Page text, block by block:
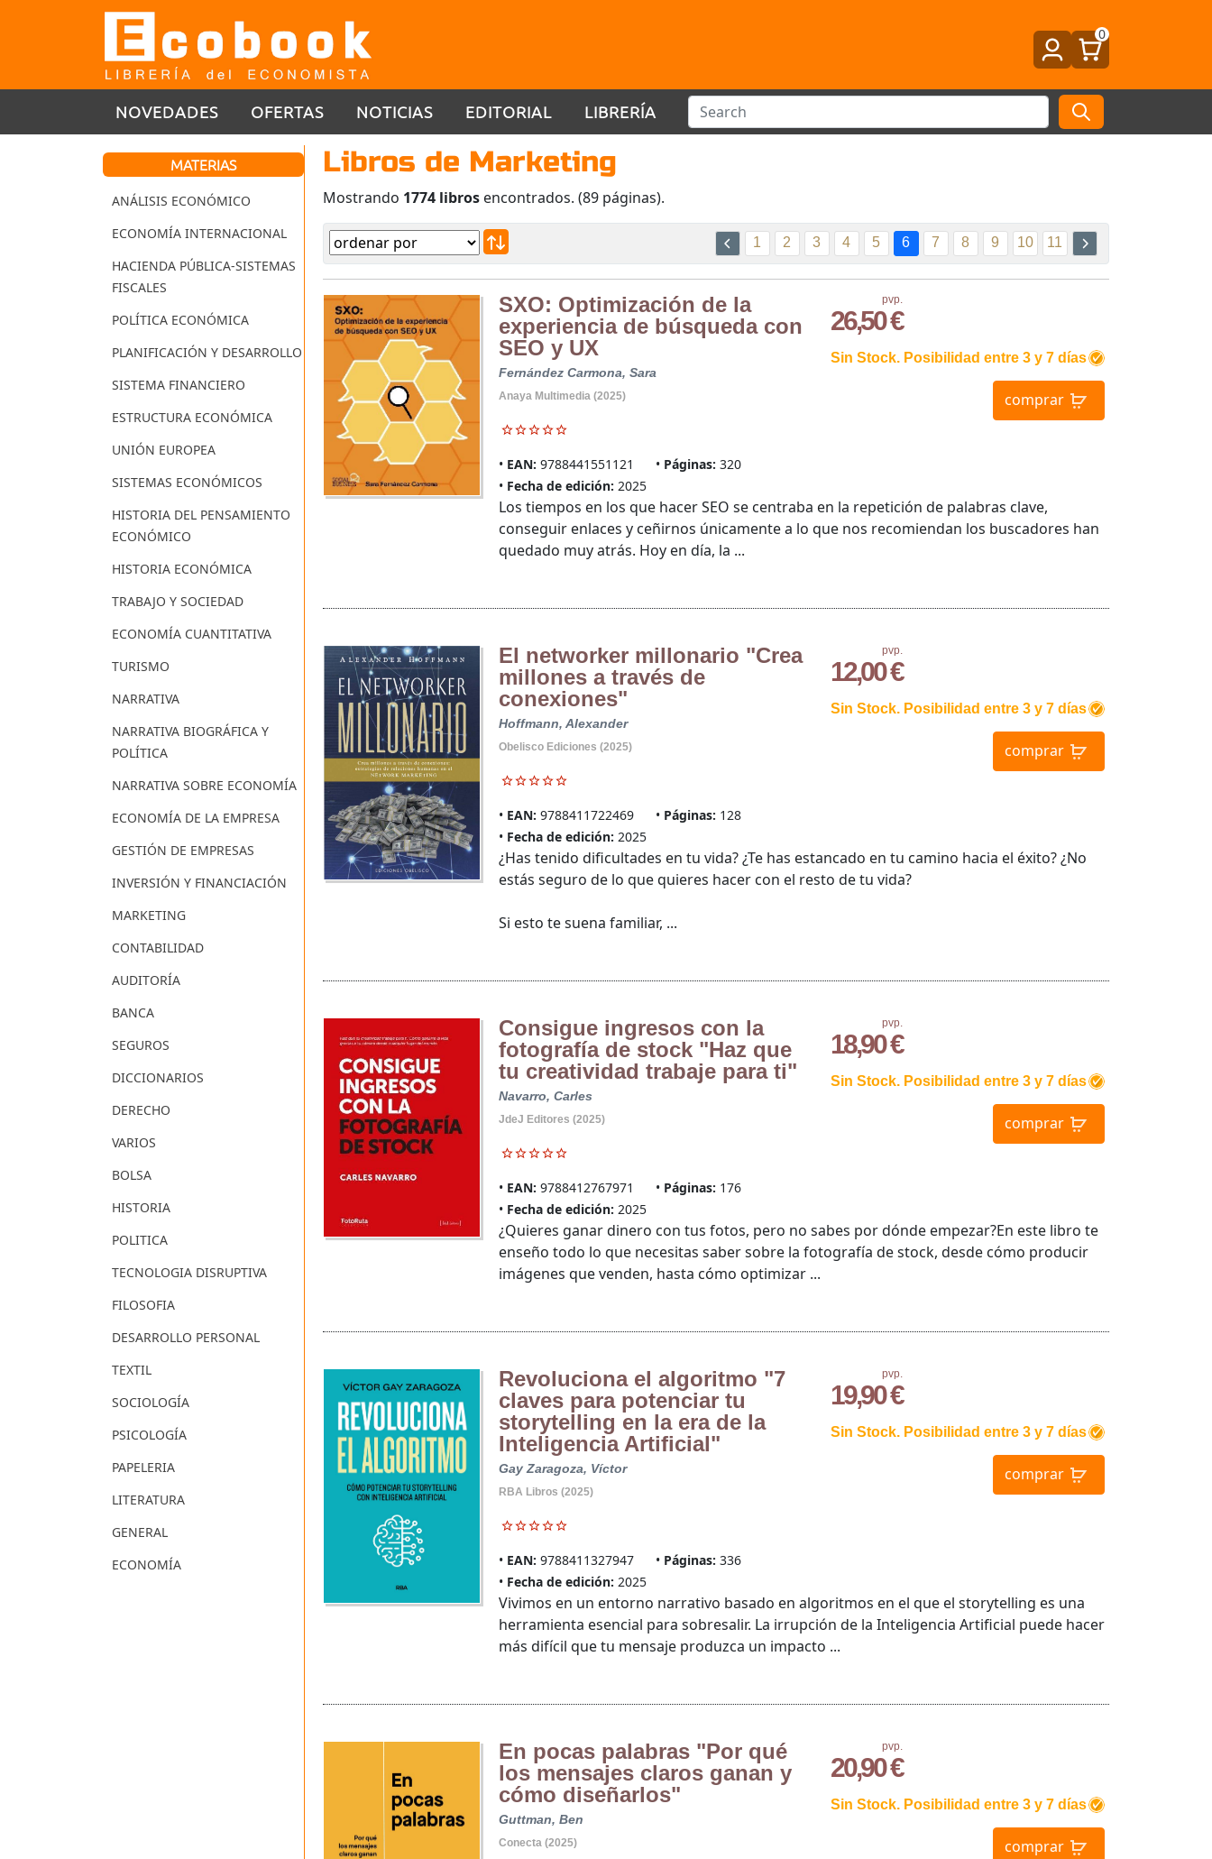
0
NOVEDADES OFERTAS NOTICIAS EDITORIAL LIBRERÍA
MATERIAS
ANÁLISIS ECONÓMICO
ECONOMÍA INTERNACIONAL
HACIENDA PÚBLICA-SISTEMAS
FISCALES
POLÍTICA ECONÓMICA
PLANIFICACIÓN Y DESARROLLO
SISTEMA FINANCIERO
ESTRUCTURA ECONÓMICA
UNIÓN EUROPEA
SISTEMAS ECONÓMICOS
HISTORIA DEL PENSAMIENTO
ECONÓMICO
HISTORIA ECONÓMICA
TRABAJO Y SOCIEDAD
ECONOMÍA CUANTITATIVA
TURISMO
NARRATIVA
NARRATIVA BIOGRÁFICA Y
POLÍTICA
NARRATIVA SOBRE ECONOMÍA
ECONOMÍA DE LA EMPRESA
GESTIÓN DE EMPRESAS
INVERSIÓN Y FINANCIACIÓN
MARKETING
CONTABILIDAD
AUDITORÍA
BANCA
SEGUROS
DICCIONARIOS
DERECHO
VARIOS
BOLSA
HISTORIA
POLITICA
TECNOLOGIA DISRUPTIVA
FILOSOFIA
DESARROLLO PERSONAL
TEXTIL
SOCIOLOGÍA
PSICOLOGÍA
PAPELERIA
LITERATURA
GENERAL
ECONOMÍA
Libros de Marketing
Mostrando 1774 libros encontrados. (89 páginas).
1 2 3 4 5 6 7 8 9 10 11
SXO: Optimización de la
experiencia de búsqueda con
SEO y UX
Fernández Carmona, Sara
Anaya Multimedia (2025)
EAN: 9788441551121 Páginas: 320
Fecha de edición: 2025
pvp.
26,50 €
Sin Stock. Posibilidad entre 3 y 7 días
comprar
Los tiempos en los que hacer SEO se centraba en la repetición de palabras clave,
conseguir enlaces y ceñirnos únicamente a lo que nos recomiendan los buscadores han
quedado muy atrás. Hoy en día, la ...
El networker millonario "Crea
millones a través de
conexiones"
Hoffmann, Alexander
Obelisco Ediciones (2025)
EAN: 9788411722469 Páginas: 128
Fecha de edición: 2025
pvp.
12,00 €
Sin Stock. Posibilidad entre 3 y 7 días
comprar
¿Has tenido dificultades en tu vida? ¿Te has estancado en tu camino hacia el éxito? ¿No
estás seguro de lo que quieres hacer con el resto de tu vida?
Si esto te suena familiar, ...
Consigue ingresos con la
fotografía de stock "Haz que
tu creatividad trabaje para ti"
Navarro, Carles
JdeJ Editores (2025)
EAN: 9788412767971 Páginas: 176
Fecha de edición: 2025
pvp.
18,90 €
Sin Stock. Posibilidad entre 3 y 7 días
comprar
¿Quieres ganar dinero con tus fotos, pero no sabes por dónde empezar?En este libro te
enseño todo lo que necesitas saber sobre la fotografía de stock, desde cómo producir
imágenes que venden, hasta cómo optimizar ...
Revoluciona el algoritmo "7
claves para potenciar tu
storytelling en la era de la
Inteligencia Artificial"
Gay Zaragoza, Víctor
RBA Libros (2025)
EAN: 9788411327947 Páginas: 336
Fecha de edición: 2025
pvp.
19,90 €
Sin Stock. Posibilidad entre 3 y 7 días
comprar
Vivimos en un entorno narrativo basado en algoritmos en el que el storytelling es una
herramienta esencial para sobresalir. La irrupción de la Inteligencia Artificial puede hacer
más difícil que tu mensaje produzca un impacto ...
En pocas palabras "Por qué
los mensajes claros ganan y
cómo diseñarlos"
Guttman, Ben
Conecta (2025)
pvp.
20,90 €
Sin Stock. Posibilidad entre 3 y 7 días
comprar